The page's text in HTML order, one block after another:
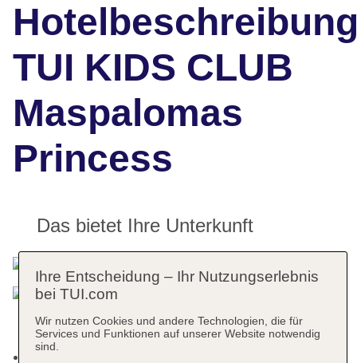
TUI KIDS CLUB
Maspalomas
Princess
Das bietet Ihre Unterkunft
Ihre Entscheidung – Ihr Nutzungserlebnis
bei TUI.com
Wir nutzen Cookies und andere Technologien, die für
Services und Funktionen auf unserer Website notwendig
sind.